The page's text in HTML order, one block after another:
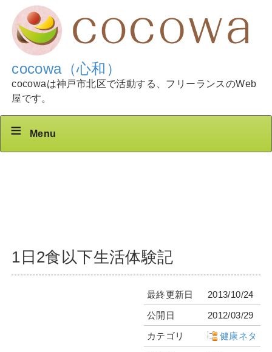
cocowa（心和）
cocowaは神戸市北区で活動する、フリーランスのWeb
屋です。
Menu
1日2食以下生活体験記
最終更新日
2013/10/24
公開日
2012/03/29
カテゴリ
健康ネタ